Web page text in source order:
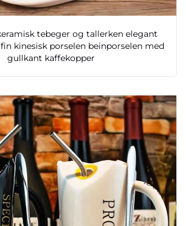
tebeger og tallerken elegant
kinesisk porselen beinporselen med
gullkant kaffekopper